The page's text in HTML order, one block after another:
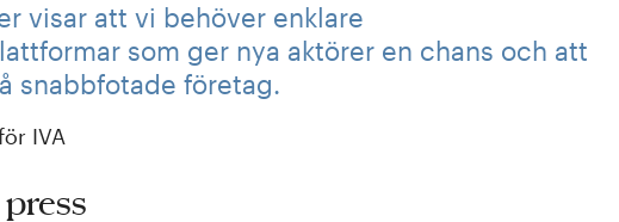
visar att vi behöver enklare
som ger nya aktörer en chans och att
snabbfotade företag.
IVA